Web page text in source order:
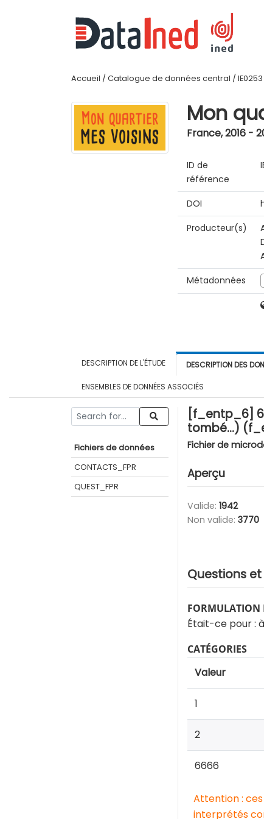
Accueil / Catalogue de données central / IE0253
Mon
France,2016 -
ID de
référence
DOI
Producteur(s)
Métadonnées
DESCRIPTION DE L'ÉTUDE DESCRIPTION DES
ENSEMBLES DE DONNÉES ASSOCIÉS
Fichiers de données
CONTACTS_FPR
QUEST_FPR
[f_entp_6]
tombé…)
Fichier de
Aperçu
Valide: 1942
Non valide: 3770
Questions
FORMULATION
Était-ce pour :
CATÉGORIES
Valeur
1
2
6666
Attention :
interprétés